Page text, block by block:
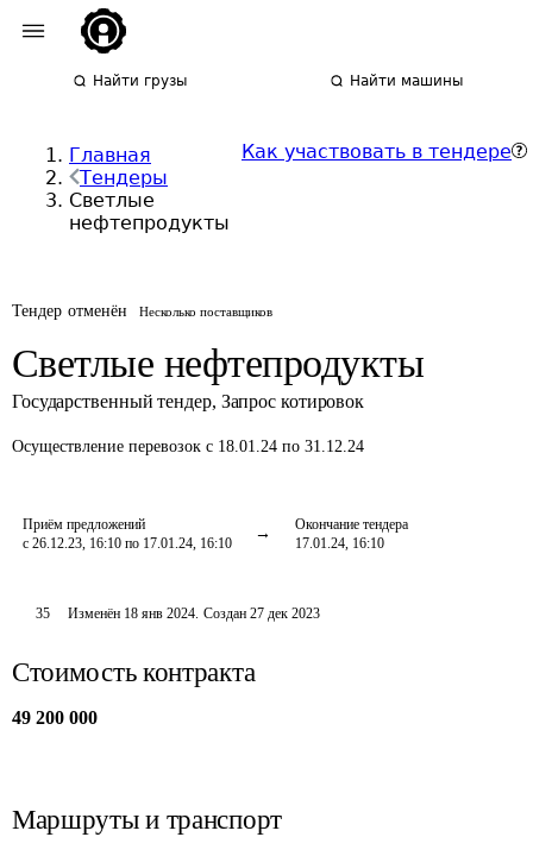
Найти грузы Найти машины
Главная
Тендеры
Светлые
нефтепродукты
Как участвовать в тендере
Тендер отменён Несколько поставщиков
Светлые нефтепродукты
Государственный тендер, Запрос котировок
Осуществление перевозок с 18.01.24 по 31.12.24
Приём предложений
с 26.12.23, 16:10 по 17.01.24, 16:10
Окончание тендера
17.01.24, 16:10
35 Изменён 18 янв 2024. Создан 27 дек 2023
Стоимость контракта
49 200 000
Маршруты и транспорт